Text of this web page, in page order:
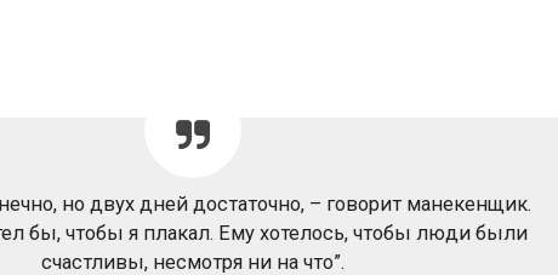
но двух дней достаточно, – говорит манекенщик.
бы, чтобы я плакал. Ему хотелось, чтобы люди были
счастливы, несмотря ни на что”.